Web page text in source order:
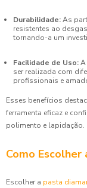
Durabilidade:As
resistentes ao
tornando-a um
Facilidade de Uso:
ser realizada com
profissionais e
Esses benefícios
ferramenta eficaz e
polimento e lapidação.
Como
Escolher a pasta